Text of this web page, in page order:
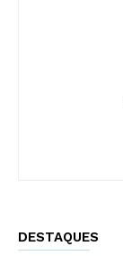
DESTAQUES